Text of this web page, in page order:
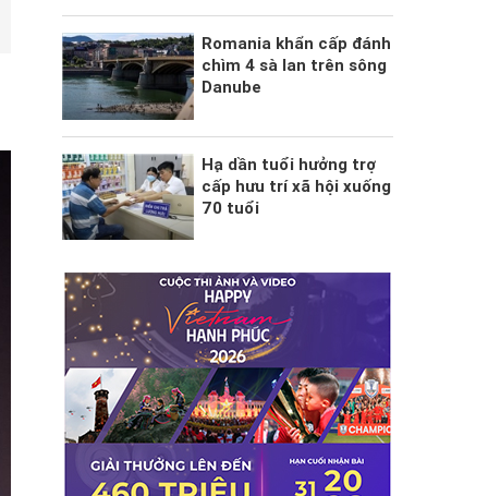
Romania khẩn cấp đánh
chìm 4 sà lan trên sông
Danube
Hạ dần tuổi hưởng trợ
cấp hưu trí xã hội xuống
70 tuổi